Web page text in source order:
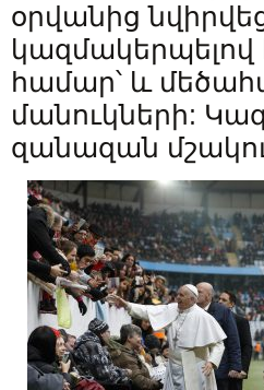
օրվանից
կազմակերպելով
համար՝ և
մանուկների:
զանազան